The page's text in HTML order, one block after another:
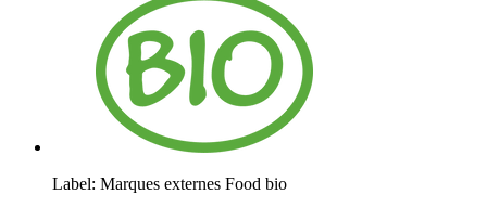
Label: Marques externes Food bio